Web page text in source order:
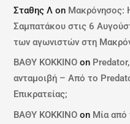
Σταθης Λ on Μακρόνησος:
Σαμπατάκου στις 6
των αγωνιστών στη
ΒΑΘΥ ΚΟΚΚΙΝΟ on
ανταμοιβή – Από το
Επικρατείας;
ΒΑΘΥ ΚΟΚΚΙΝΟ on Μία από